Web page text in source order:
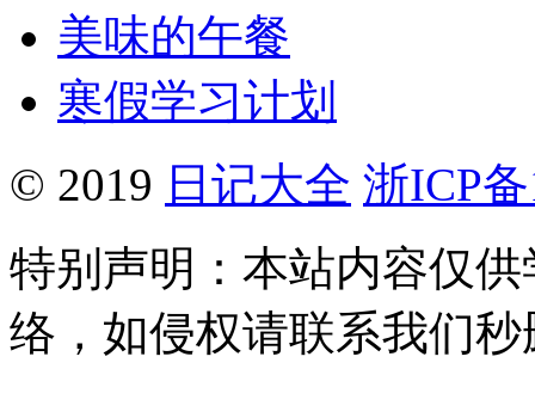
美味的午餐
寒假学习计划
© 2019 日记大全 浙ICP
特别声明：本站内容仅
络，如侵权请联系我们秒